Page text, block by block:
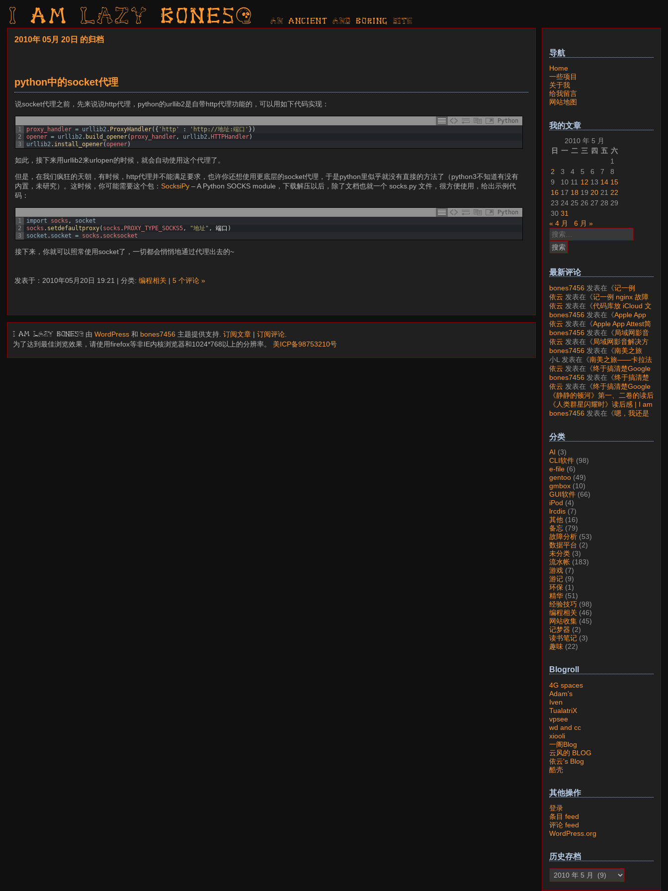
I am LAZY bones? AN ancient AND boring SITE
2010年 05月 20日 的归档
python中的socket代理
说socket代理之前，先来说说http代理，python的urllib2是自带http代理功能的，可以用如下代码实现：
Python
1
2
3
proxy_handler = urllib2 . ProxyHandler( { 'http' : 'http://地址:端口' } )
opener = urllib2 . build_opener( proxy_handler , urllib2 .HTTPHandler)
urllib2 . install_opener(opener)
如此，接下来用urllib2来urlopen的时候，就会自动使用这个代理了。
但是，在我们疯狂的天朝，有时候，http代理并不能满足要求，也许你还想使用更底层的socket代理，于是python里似乎就没有直接的方法了（python3不知道有没有
内置，未研究）。这时候，你可能需要这个包：SocksiPy – A Python SOCKS module，下载解压以后，除了文档也就一个 socks.py 文件，很方便使用，给出示例代
码：
Python
1
2
3
import socks ,
socket
socks . setdefaultproxy( socks . PROXY_TYPE_SOCKS5 , "地址" , 端口 )
socket . socket = socks . socksocket
接下来，你就可以照常使用socket了，一切都会悄悄地通过代理出去的~
发表于：2010年05月20日 19:21 | 分类: 编程相关 | 5 个评论 »
I am LAZY bones? 由WordPress 和 bones7456 主题提供支持.订阅文章 |订阅评论
为了达到最佳浏览效果，请使用firefox等非IE内核浏览器和1024*768以上的分辨率。 美ICP备98753210号
导航
Home
一些项目
关于我
给我留言
网站地图
我的文章
2010 年 5 月
日 一 二 三 四 五 六
1
2
3 4 5 6 7
8
9
10 11 12 13 14 15
16 17 18 19 20 21 22
23 24 25 26 27 28 29
30 31
« 4 月
6 月 »
搜
索：
最新评论
bones7456 发表在《记一例
nginx 故障分析》
依云 发表在《记一例 nginx 故障
分析 》
依云 发表在《代码库放 iCloud 文
件夹会怎样？》
bones7456 发表在《Apple App
Attest简介》
依云 发表在《Apple App Attest简
介》
bones7456 发表在《局域网影音
解决方案——Jellyfin》
依云 发表在《局域网影音解决方
案——Jellyfin》
bones7456 发表在《南美之旅
——卡拉法特看莫雷诺大冰川》
小L 发表在《南美之旅——卡拉法
特看莫雷诺大冰川》
依云 发表在《终于搞清楚Google
账号的所属国家的逻辑了》
bones7456 发表在《终于搞清楚
Google账号的所属国家的逻辑
了》
依云 发表在《终于搞清楚Google
账号的所属国家的逻辑了》
《静静的顿河》第一、二卷的读后
感 | I am LAZY bones?发表在
《《人类群星闪耀时》读后感》
《人类群星闪耀时》读后感 | I am
LAZY bones?发表在《
《显微镜
bones7456 发表在《嗯，我还是
分类
AI (3)
CLI软件 (98)
e-file (6)
gentoo (49)
gmbox (10)
GUI软件 (66)
iPod (4)
lrcdis (7)
其他 (16)
备忘 (79)
故障分析 (53)
数据平台 (2)
未分类 (3)
流水帐 (183)
游戏 (7)
游记 (9)
环保 (1)
精华 (51)
经验技巧 (98)
编程相关 (46)
网站收集 (45)
记梦器 (2)
读书笔记 (3)
趣味 (22)
Blogroll
4G spaces
Adam's
Iven
TualatriX
vpsee
wd and cc
xiooli
一阁Blog
云风的 BLOG
依云's Blog
酷壳
其他操作
登录
条目 feed
评论 feed
WordPress.org
历史存档